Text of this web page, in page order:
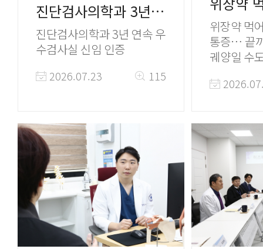
진단검사의학과 3년 연속 우수검사실 신임 인증
진단검사의학과 3년 연속 우
수검사실 신임 인증
2026.07.23 115
위장약 먹
통증… 끝
궤양일 수